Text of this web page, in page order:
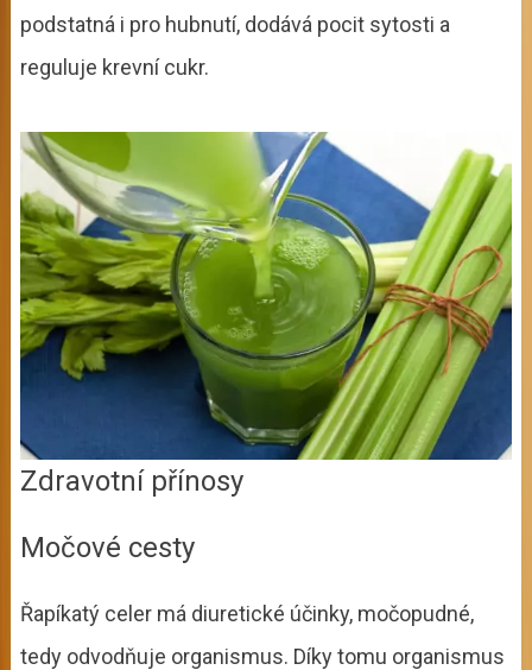
podstatná i pro hubnutí, dodává pocit sytosti a
reguluje krevní cukr.
Zdravotní přínosy
Močové cesty
Řapíkatý celer má diuretické účinky, močopudné,
tedy odvodňuje organismus. Díky tomu organismus